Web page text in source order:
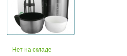
Нет на складе